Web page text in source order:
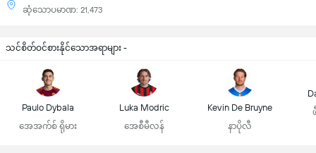
ဆံ့သောပမာဏ: 21,473
သင်စိတ်ဝင်စားနိုင်သောအရာများ -
Paulo Dybala
အေအက်စ် ရိုမား
Luka Modric
အေစီမီလန်
Kevin De Bruyne
နာပိုလီ